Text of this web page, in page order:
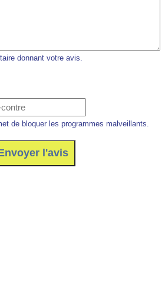
donnant votre avis.
de bloquer les programmes malveillants.